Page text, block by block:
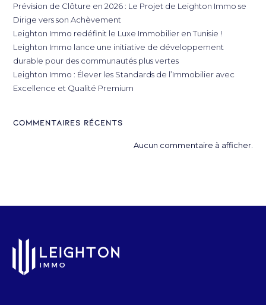
Prévision de Clôture en 2026 : Le Projet de Leighton Immo se
Dirige vers son Achèvement
Leighton Immo redéfinit le Luxe Immobilier en Tunisie !
Leighton Immo lance une initiative de développement
durable pour des communautés plus vertes
Leighton Immo : Élever les Standards de l’Immobilier avec
Excellence et Qualité Premium
Commentaires récents
Aucun commentaire à afficher.